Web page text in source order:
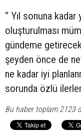
“ Yıl sonuna
oluşturulması
gündeme
şeyden önce de
ne kadar iyi
sorunda özlü
Bu haber toplam 2123